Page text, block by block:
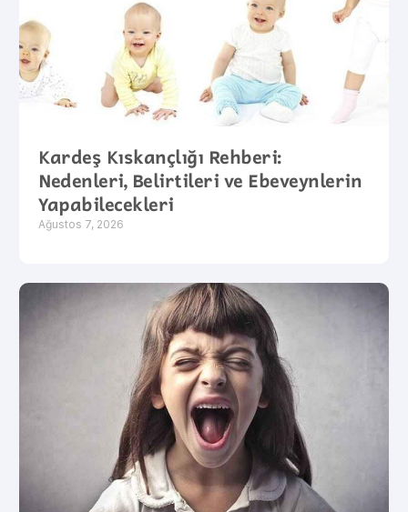
Kardeş Kıskançlığı Rehberi:
Nedenleri, Belirtileri ve Ebeveynlerin
Yapabilecekleri
Ağustos 7, 2026